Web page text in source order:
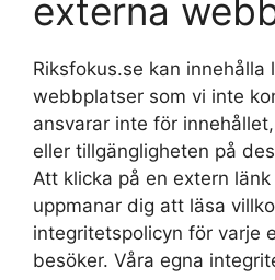
externa
Riksfokus.se kan innehålla
webbplatser som vi inte
ansvarar inte för
eller tillgängligheten på
Att klicka på en extern
uppmanar dig att läsa
integritetspolicyn för varje
besöker. Våra egna